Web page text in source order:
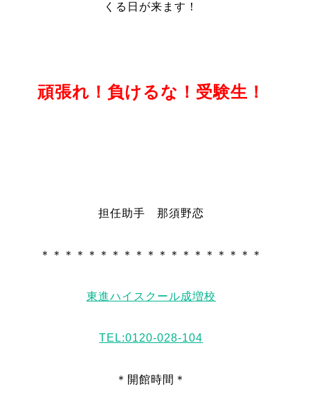
くる日が来ます！
頑張れ！負けるな！受験生！
担任助手 那須野恋
＊＊＊＊＊＊＊＊＊＊＊＊＊＊＊＊＊＊＊
東進ハイスクール成増校
TEL:0120-028-104
＊開館時間＊